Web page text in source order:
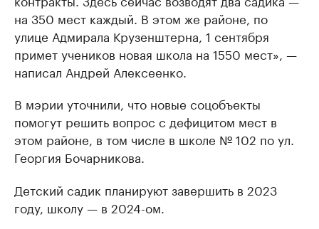
на 350 мест каждый. В этом же районе, по
улице Адмирала Крузенштерна, 1 сентября
примет учеников новая школа на 1550 мест», —
написал Андрей Алексеенко.
В мэрии уточнили, что новые соцобъекты
помогут решить вопрос с дефицитом мест в
этом районе, в том числе в школе № 102 по ул.
Георгия Бочарникова.
Детский садик планируют завершить в 2023
году, школу — в 2024-ом.